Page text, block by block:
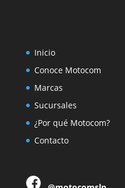
Inicio
Conoce Motocom
Marcas
Sucursales
¿Por qué Motocom?
Contacto